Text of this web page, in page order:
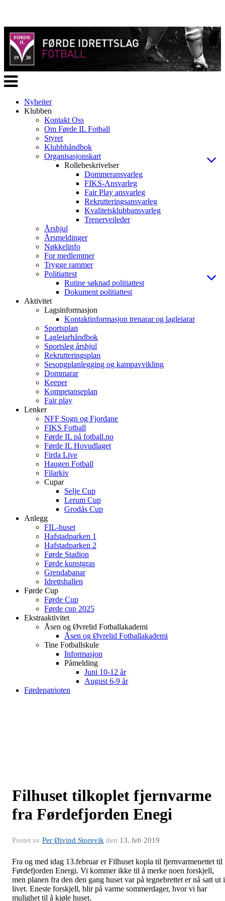
Veksle
navigasjon
Nyheiter
Klubben
Kontakt Oss
Om Førde IL Fotball
Styret
Klubbhåndbok
Organisasjonskart
Rollebeskrivelser
Dommeransvarleg
FIKS-Ansvarleg
Fair Play ansvarleg
Rekrutteringsansvarleg
Kvalitetsklubbansvarleg
Trenerveileder
Årshjul
Årsmeldinger
Nøkkelinfo
For medlemmer
Trygge rammer
Politiattest
Rutine søknad politiattest
Dokument politiattest
Aktivitet
Lagsinformasjon
Kontaktinformasjon trenarar og lagleiarar
Sportsplan
Lagleiarhåndbok
Sportsleg årshjul
Rekrutteringsplan
Sesongplanlegging og kampavvikling
Dommarar
Keeper
Kompetanseplan
Fair play
Lenker
NFF Sogn og Fjordane
FIKS Fotball
Førde IL på fotball.no
Førde IL Hovudlaget
Firda Live
Haugen Fotball
Filarkiv
Cupar
Selje Cup
Lerum Cup
Grodås Cup
Anlegg
FIL-huset
Hafstadparken 1
Hafstadparken 2
Førde Stadion
Førde kunstgras
Grendabanar
Idrettshallen
Førde Cup
Førde Cup
Førde cup 2025
Ekstraaktivitet
Åsen og Øvrelid Fotballakademi
Åsen og Øvrelid Fotballakademi
Tine Fotballskule
Informasjon
Påmelding
Juni 10-12 år
August 6-9 år
Førdepatrioten
Filhuset tilkoplet fjernvarme
fra Førdefjorden Enegi
Postet av Per Øivind Storevik den 13. feb 2019
Fra og med idag 13.februar er Filhuset kopla til fjernvarmenettet til
Førdefjorden Energi. Vi kommer ikke til å merke noen forskjell,
men planen fra den den gang huset var på tegnebrettet er nå satt ut i
livet. Eneste forskjell, blir på varme sommerdager, hvor vi har
mulighet til å kjøle huset.